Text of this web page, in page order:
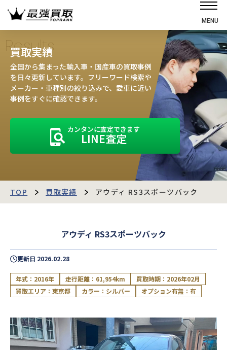
MENU
選ばれる理由
高価買取の仕組み
売却の流れ
お客様の声
運営会社
最強買取マガジン
Results
買取実績
全国から集まった輸入車・国産車の買取事例
を日々更新しています。フリーワード検索や
メーカー・車種別の絞り込みで、愛車に近い
事例をすぐに確認できます。
カンタンに査定できます
LINE査定
TOP 買取実績 アウディ RS3スポーツバック
アウディ RS3スポーツバック
更新日 2026.02.28
年式：2016年 走行距離：61,954km
買取時期：2026年02月
買取エリア：東京都
カラー：シルバー オプション有無：有